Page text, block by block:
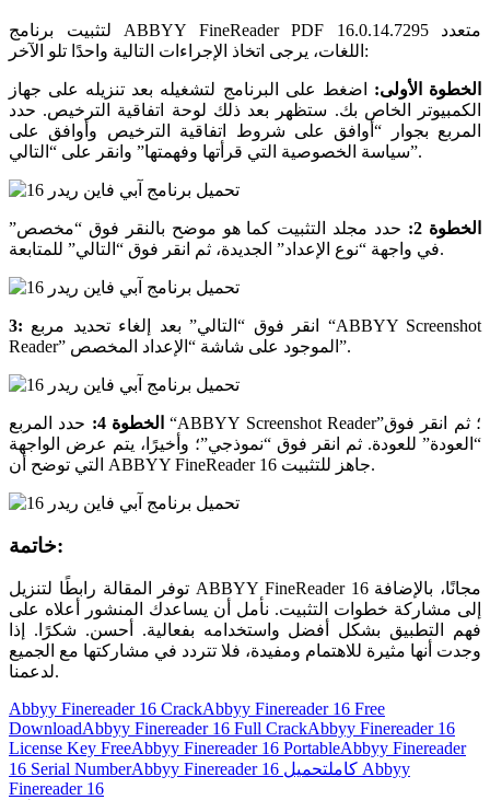
لتثبيت برنامج ABBYY FineReader PDF 16.0.14.7295 متعدد
اللغات، يرجى اتخاذ الإجراءات التالية واحدًا تلو الآخر:
الخطوة الأولى: اضغط على البرنامج لتشغيله بعد تنزيله على جهاز
الكمبيوتر الخاص بك. ستظهر بعد ذلك لوحة اتفاقية الترخيص. حدد
المربع بجوار “أوافق على شروط اتفاقية الترخيص وأوافق على
سياسة الخصوصية التي قرأتها وفهمتها” وانقر على “التالي”.
الخطوة 2:
حدد مجلد التثبيت كما هو موضح بالنقر فوق “مخصص”
في واجهة “نوع الإعداد” الجديدة، ثم انقر فوق “التالي” للمتابعة.
3:
Reader” الموجود على شاشة “الإعداد المخصص”.
الخطوة 4:
حدد المربع “ABBYY Screenshot Reader”؛ ثم انقر فوق
“العودة” للعودة. ثم انقر فوق “نموذجي”؛ وأخيرًا، يتم عرض الواجهة
التي توضح أن ABBYY FineReader 16 جاهز للتثبيت.
خاتمة:
توفر المقالة رابطًا لتنزيل ABBYY FineReader 16 مجانًا، بالإضافة
إلى مشاركة خطوات التثبيت. نأمل أن يساعدك المنشور أعلاه على
فهم التطبيق بشكل أفضل واستخدامه بفعالية. أحسن. شكرًا. إذا
وجدت أنها مثيرة للاهتمام ومفيدة، فلا تتردد في مشاركتها مع الجميع
لدعمنا.
Tags:
Abbyy Finereader 16 CrackAbbyy Finereader 16 Free
DownloadAbbyy Finereader 16 Full CrackAbbyy Finereader 16
License Key FreeAbbyy Finereader 16 PortableAbbyy Finereader
16 Serial Number
Abbyy Finereader 16 كاملتحميل Abbyy
Finereader 16